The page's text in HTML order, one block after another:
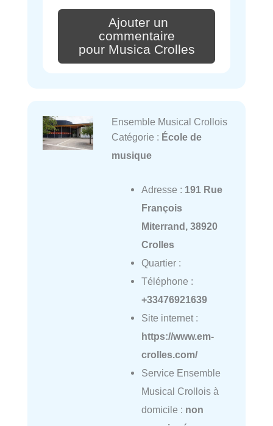
Ajouter un
commentaire
pour Musica Crolles
Ensemble Musical Crollois
Catégorie : École de
musique
Adresse : 191 Rue
François
Miterrand, 38920
Crolles
Quartier :
Téléphone :
+33476921639
Site internet :
https://www.em-
crolles.com/
Service Ensemble
Musical Crollois à
domicile : non